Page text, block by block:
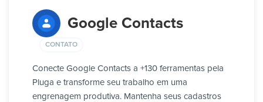
Google Contacts
CONTATO
Conecte Google Contacts a +130 ferramentas pela
Pluga e transforme seu trabalho em uma
engrenagem produtiva. Mantenha seus cadastros